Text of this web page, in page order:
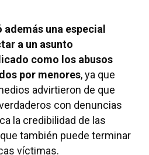
una especial
a un asunto
como los abusos
por menores, ya que
advirtieron de que
con denuncias
la credibilidad de las
también puede terminar
víctimas.